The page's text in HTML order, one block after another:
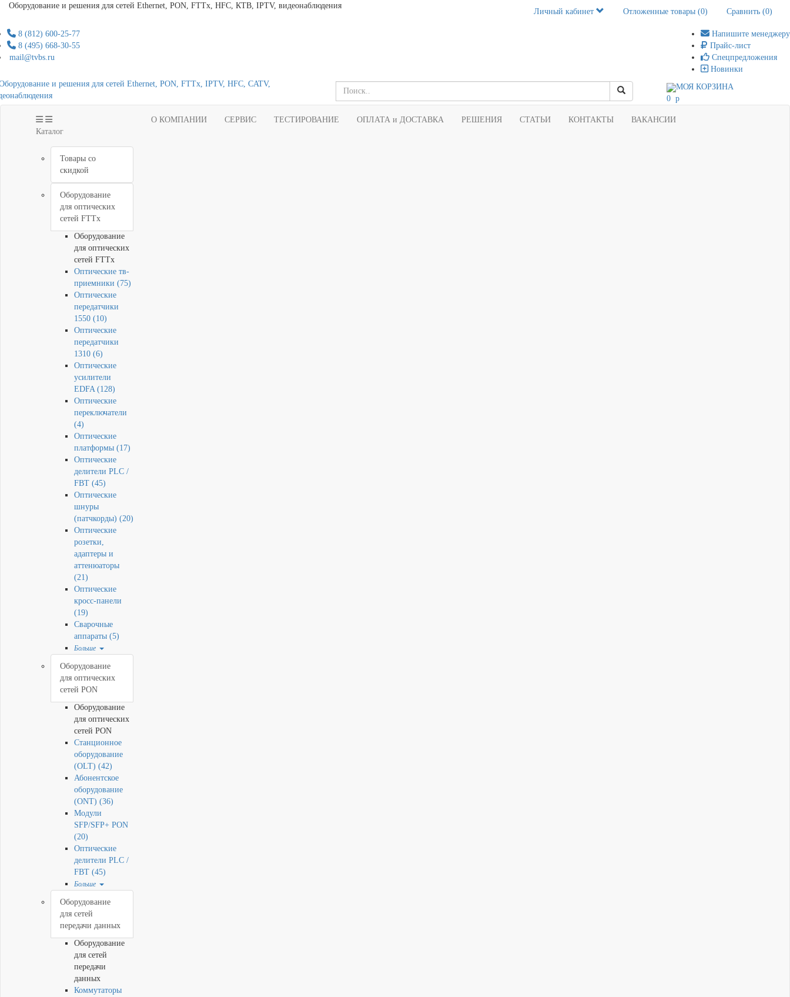
Оборудование и решения для сетей Ethernet, PON, FTTx, HFC, КТВ, IPTV, видеонаблюдения
Личный кабинет Отложенные товары (0) Сравнить (0)
8 (812) 600-25-77
8 (495) 668-30-55
mail@tvbs.ru
Напишите менеджеру
Прайс-лист
Спецпредложения
Новинки
МОЯ КОРЗИНА
0 p
Каталог
Товары со
скидкой
Оборудование
для оптических
сетей FTTx
Оборудование
для оптических
сетей FTTx
Оптические тв-
приемники (75)
Оптические
передатчики
1550 (10)
Оптические
передатчики
1310 (6)
Оптические
усилители
EDFA (128)
Оптические
переключатели
(4)
Оптические
платформы (17)
Оптические
делители PLC /
FBT (45)
Оптические
шнуры
(патчкорды) (20)
Оптические
розетки,
адаптеры и
аттенюаторы
(21)
Оптические
кросс-панели
(19)
Сварочные
аппараты (5)
Больше
Оборудование
для оптических
сетей PON
Оборудование
для оптических
сетей PON
Станционное
оборудование
(OLT) (42)
Абонентское
оборудование
(ONT) (36)
Модули
SFP/SFP+ PON
(20)
Оптические
делители PLC /
FBT (45)
Больше
Оборудование
для сетей
передачи данных
Оборудование
для сетей
передачи
данных
Коммутаторы
О КОМПАНИИ СЕРВИС ТЕСТИРОВАНИЕ ОПЛАТА и ДОСТАВКА РЕШЕНИЯ СТАТЬИ КОНТАКТЫ ВАКАНСИИ